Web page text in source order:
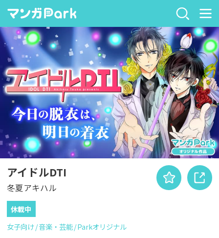
アイドルDTI
冬夏アキハル
休載中
女子向け 音楽・芸能 Parkオリジナル